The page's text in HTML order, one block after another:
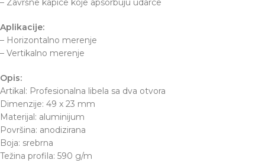
– Završne kapice koje apsorbuju udarce
Aplikacije:
– Horizontalno merenje
– Vertikalno merenje
Opis:
Artikal: Profesionalna libela sa dva otvora
Dimenzije: 49 x 23 mm
Materijal: aluminijum
Površina: anodizirana
Boja: srebrna
Težina profila: 590 g/m